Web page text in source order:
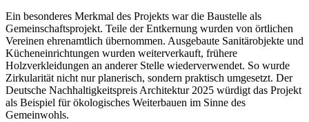
Ein besonderes Merkmal des Projekts war die Baustelle als
Gemeinschaftsprojekt. Teile der Entkernung wurden von örtlichen
Vereinen ehrenamtlich übernommen. Ausgebaute Sanitärobjekte und
Kücheneinrichtungen wurden weiterverkauft, frühere
Holzverkleidungen an anderer Stelle wiederverwendet. So wurde
Zirkularität nicht nur planerisch, sondern praktisch umgesetzt. Der
Deutsche Nachhaltigkeitspreis Architektur 2025 würdigt das Projekt
als Beispiel für ökologisches Weiterbauen im Sinne des
Gemeinwohls.